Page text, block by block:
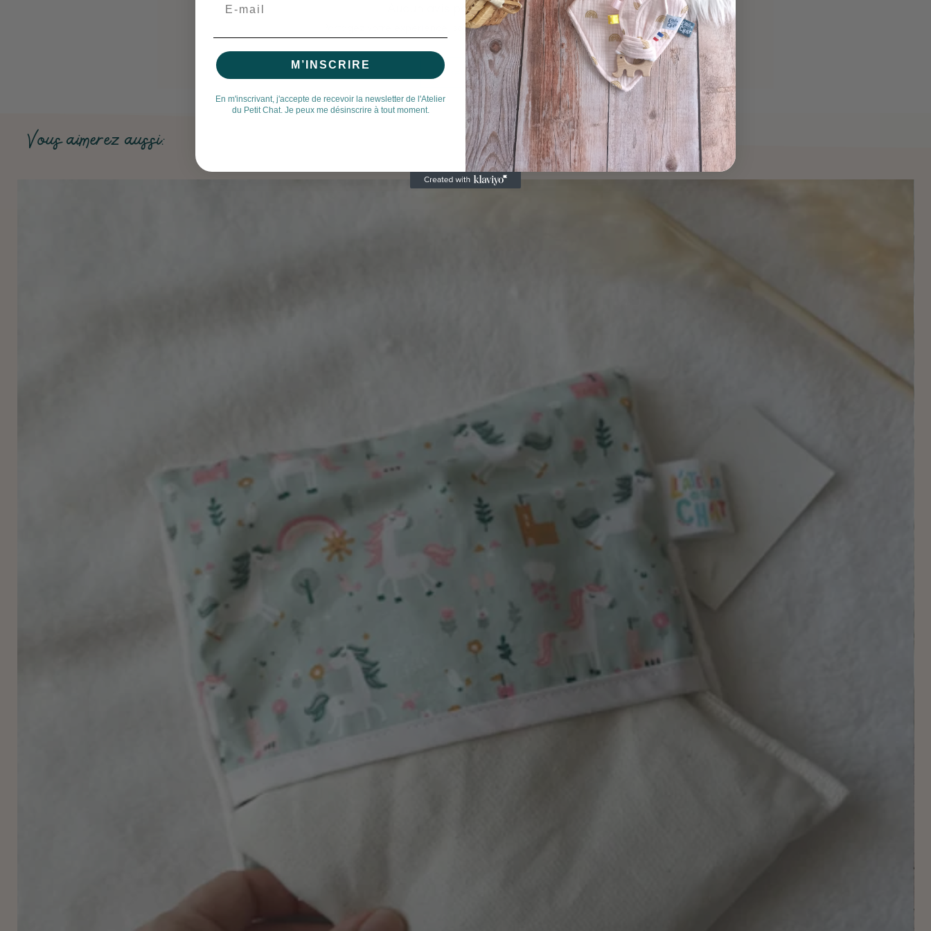
Aucun avis pour le moment
Partagez votre expérience, soyez le premier à laisser un avis.
Laisser un avis
Vous aimerez aussi:
M’INSCRIRE
En m'inscrivant, j'accepte de recevoir la newsletter de l'Atelier
du Petit Chat. Je peux me désinscrire à tout moment.